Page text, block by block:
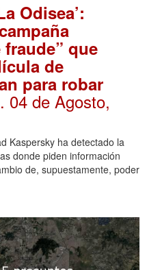
Odisea’:
que
de
para robar
. 04 de Agosto,
Kaspersky ha detectado la
donde piden información
de, supuestamente, poder